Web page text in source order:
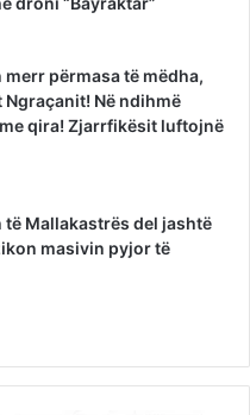
merr përmasa të mëdha,
Në ndihmë
qira! Zjarrfikësit luftojnë
të Mallakastrës del jashtë
masivin pyjor të